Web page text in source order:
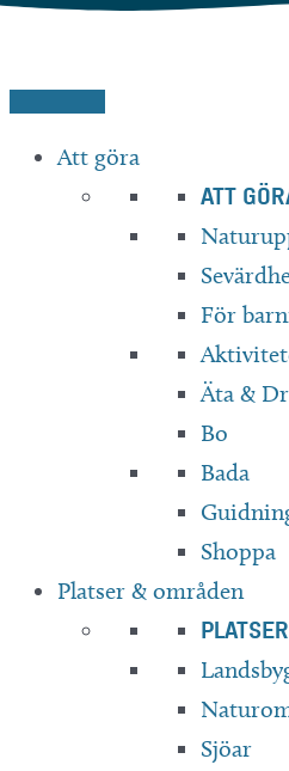
innehåll
Att göra
ATT
För
Äta &
Bo
Bada
Shoppa
Platser & områden
Sjöar